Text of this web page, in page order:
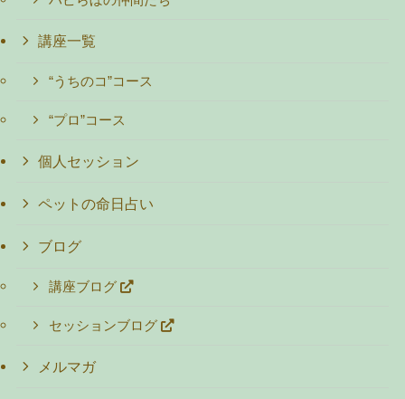
講座一覧
“うちのコ”コース
“プロ”コース
個人セッション
ペットの命日占い
ブログ
講座ブログ
セッションブログ
メルマガ